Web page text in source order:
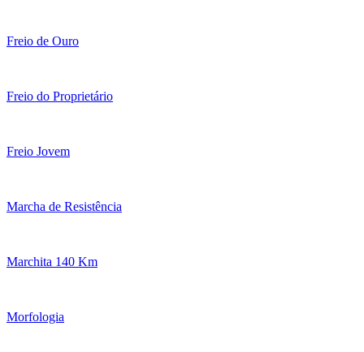
Freio de Ouro
Freio do Proprietário
Freio Jovem
Marcha de Resistência
Marchita 140 Km
Morfologia